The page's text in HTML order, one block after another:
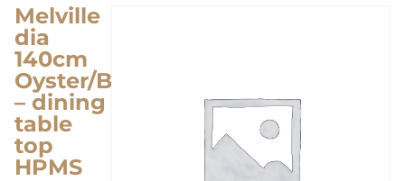
Melville
dia
140cm
Oyster/Bronze
– dining
table
top
HPMS